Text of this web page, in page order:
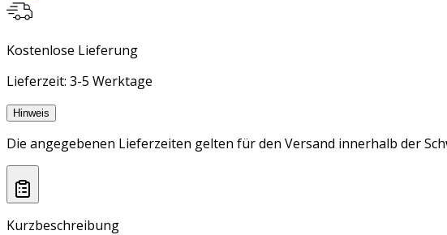
Kostenlose Lieferung
Lieferzeit: 3-5 Werktage
Hinweis
Die angegebenen Lieferzeiten gelten für den Versand innerhalb der
Kurzbeschreibung